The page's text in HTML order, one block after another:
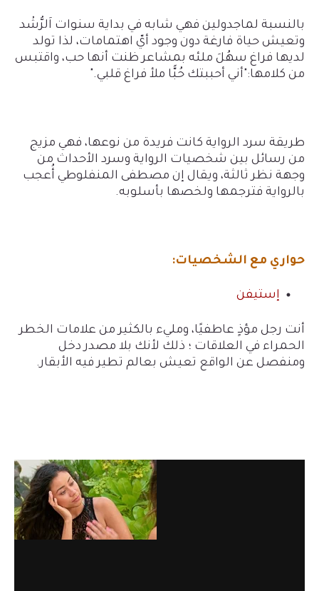
بالنسبة لماجدولين فهي شابه في بداية سنوات اَلرُّشْد
وتعيش حياة فارغة دون وجود أيّ اهتمامات، لذا تولد
لديها فراغ سهُلَ ملئه بمشاعر ظنت أنها حب، واقتبس
من كلامها:"أني أحببتك حُبًّا ملأ فراغ قلبي."
طريقة سرد الرواية كانت فريدة من نوعها، فهي مزيج
من رسائل بين شخصيات الرواية وسرد الأحداث من
وجهة نظر ثالثة، ويقال إن مصطفى المنفلوطي أُعجب
بالرواية فترجمها ولخصها بأسلوبه.
حواري مع الشخصيات:
إستيفن
أنت رجل مؤذٍ عاطفيًا، ومليء بالكثير من علامات الخطر
الحمراء في العلاقات ؛ ذلك لأنك بلا مصدر دخل
ومنفصل عن الواقع تعيش بعالم تطير فيه الأبقار.